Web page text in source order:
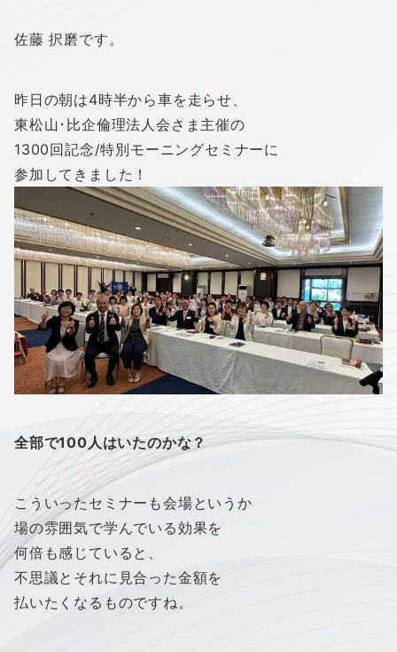
佐藤 択磨です。
昨日の朝は4時半から車を走らせ、
東松山･比企倫理法人会さま主催の
1300回記念/特別モーニングセミナーに
参加してきました！
全部で100人はいたのかな？
こういったセミナーも会場というか
場の雰囲気で学んでいる効果を
何倍も感じていると、
不思議とそれに見合った金額を
払いたくなるものですね。